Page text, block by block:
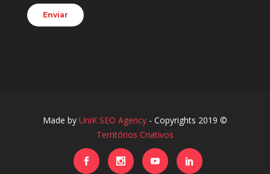
Made by UniK SEO Agency - Copyrights 2019 ©
Territórios Criativos